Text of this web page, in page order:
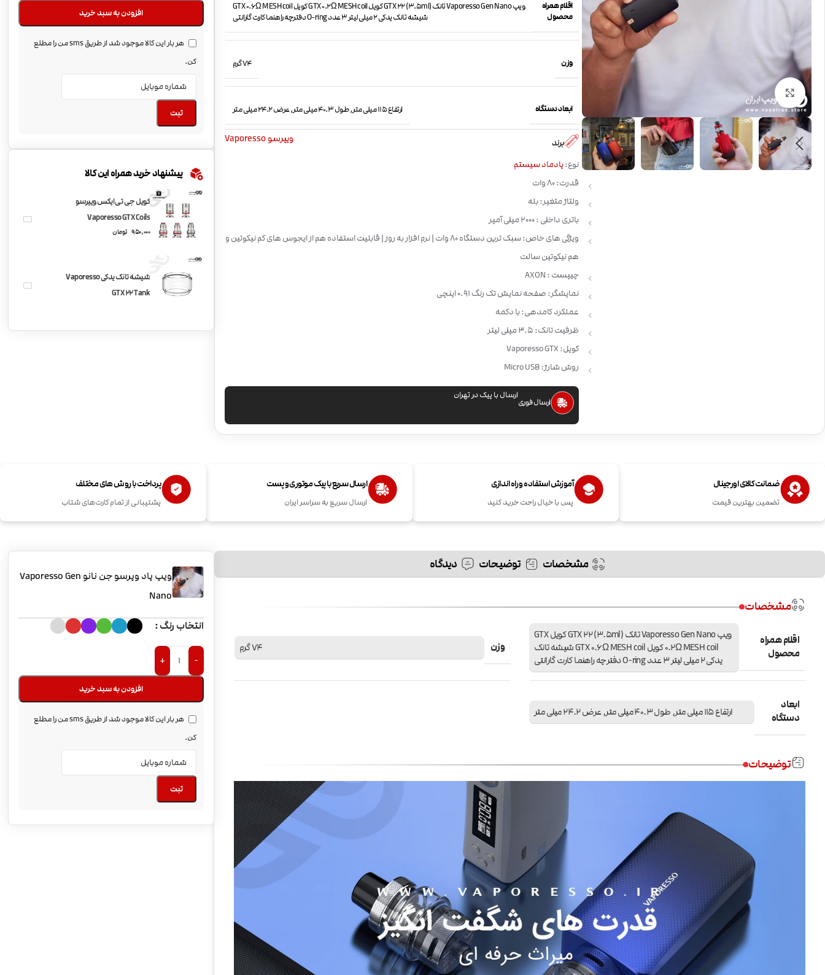
بزرگنمایی تصویر
اقلام همراه
محصول
ویپ Vaporesso Gen Nano تانک GTX 22 (3.5ml) کویل GTX 0.2Ω MESH coil کویل GTX 0.6Ω MESH coil
شیشه تانک یدکی ۲ میلی لیتر ۳ عدد O-ring دفترچه راهنما کارت گارانتی
وزن 74 گرم
ابعاد دستگاه ارتفاع 115 میلی متر, طول 40.3 میلی متر, عرض 24.2 میلی متر
برند ویپرسو Vaporesso
نوع:پادماد سیستم
قدرت: 80 وات
ولتاژ متغیر: بله
باتری داخلی : 2000 میلی آمپر
ویژگی های خاص: سبک ترین دستگاه 80 وات | نرم افزار به روز | قابلیت استفاده هم از ایجوس های کم نیکوتین و
هم نیکوتین سالت
چیپست : AXON
نمایشگر: صفحه نمایش تک رنگ 0.91 اینچی
عملکرد کامدهی: با دکمه
ظرفیت تانک: 3.5 میلی لیتر
کویل: Vaporesso GTX
روش شارژ: Micro USB
ارسال فوری
ارسال با پیک در تهران
افزودن به سبد خرید
هر بار این کالا موجود شد از طریق sms من را مطلع
کن.
ثبت
پیشنهاد خرید همراه این کالا
کویل جی تی ایکس ویپرسو
Vaporesso GTX Coils
950,000 تومان
شیشه تانک یدکی Vaporesso
GTX 22 Tank
ضمانت کالای اورجینال
تضمین بهترین قیمت
آموزش استفاده و راه اندازی
پس با خیال راحت خرید کنید
ارسال سریع با پیک موتوری و پست
ارسال سریع به سراسر ایران
پرداخت با روش های مختلف
پشتیبانی از تمام کارت‌های شتاب
مشخصات توضیحات دیدگاه
مشخصات
اقلام همراه
محصول
ویپ Vaporesso Gen Nano تانک GTX 22 (3.5ml) کویل GTX
0.2Ω MESH coil کویل GTX 0.6Ω MESH coil شیشه تانک
یدکی ۲ میلی لیتر ۳ عدد O-ring دفترچه راهنما کارت گارانتی
وزن 74 گرم
ابعاد
دستگاه
ارتفاع 115 میلی متر, طول 40.3 میلی متر, عرض 24.2 میلی متر
توضیحات
ویپ پاد وپرسو جن نانو Vaporesso Gen
Nano
انتخاب رنگ
-
+
افزودن به سبد خرید
هر بار این کالا موجود شد از طریق sms من را مطلع
کن.
ثبت